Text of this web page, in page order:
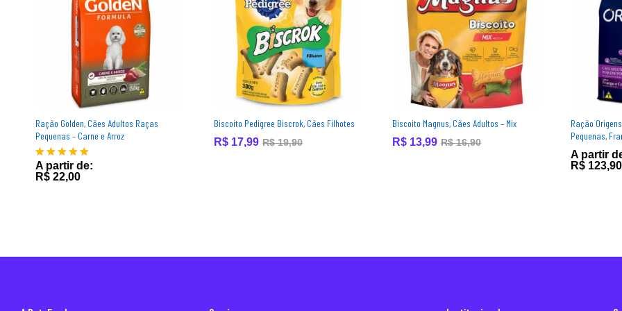
Ração Golden, Cães Adultos Raças
Pequenas – Carne e Arroz
Avaliação
5.00
A partir de:
R$ 22,00
Biscoito Pedigree Biscrok, Cães Filhotes
R$ 17,99 R$19,90
Biscoito Magnus, Cães Adultos – Mix
R$ 13,99 R$16,90
Ração
Pequenas,
A partir
R$ 123,90